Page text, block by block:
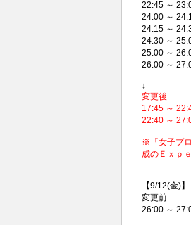
22:45 ～
24:00 ～
24:15 ～
24:30 ～
25:00 ～
26:00 ～
↓
変更後
17:45 ～
22:40 ～
※「女子プ
成のＥｘｐ
【9/12(金)】
変更前
26:00 ～